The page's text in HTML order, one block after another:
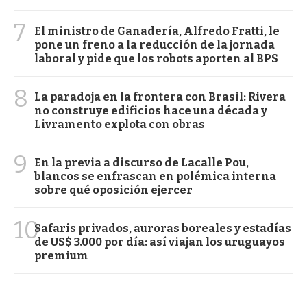
7
El ministro de Ganadería, Alfredo Fratti, le
pone un freno a la reducción de la jornada
laboral y pide que los robots aporten al BPS
8
La paradoja en la frontera con Brasil: Rivera
no construye edificios hace una década y
Livramento explota con obras
9
En la previa a discurso de Lacalle Pou,
blancos se enfrascan en polémica interna
sobre qué oposición ejercer
10Safaris privados, auroras boreales y estadías
de US$ 3.000 por día: así viajan los uruguayos
premium